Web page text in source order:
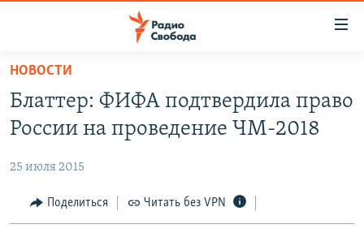
упрощенного
доступа
Вернуться
основному
Вернутся
ПОДКАСТЫ
АВТОРСКИЕ ПРОЕКТЫ
ЦИТАТЫ СВОБОДЫ
МНЕНИЯ
НОВОСТИ
Блаттер: ФИФА подтвердила право
России на проведение ЧМ-2018
25 июля 2015
Поделиться Читать без VPN